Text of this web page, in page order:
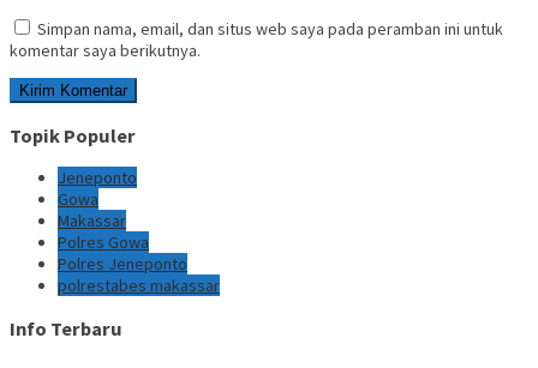
Simpan nama, email, dan situs web saya pada peramban ini untuk
komentar saya berikutnya.
Topik Populer
Jeneponto
Gowa
Makassar
Polres Gowa
Polres Jeneponto
polrestabes makassar
Info Terbaru